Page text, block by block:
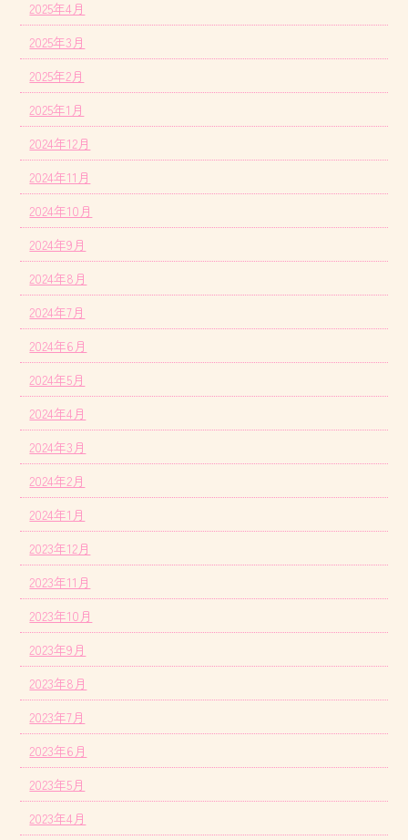
2025年4月
2025年3月
2025年2月
2025年1月
2024年12月
2024年11月
2024年10月
2024年9月
2024年8月
2024年7月
2024年6月
2024年5月
2024年4月
2024年3月
2024年2月
2024年1月
2023年12月
2023年11月
2023年10月
2023年9月
2023年8月
2023年7月
2023年6月
2023年5月
2023年4月